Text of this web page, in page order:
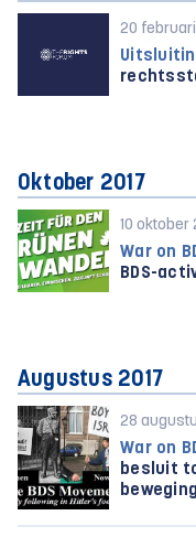
20 februari
Oktober 2017
10 oktober
War on
BDS-
Augustus 2017
28
War on
besluit
beweging